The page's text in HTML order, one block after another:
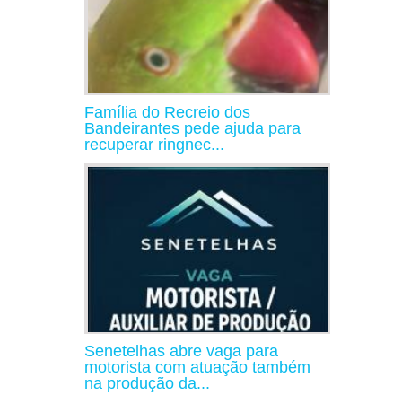
Família do Recreio dos
Bandeirantes pede ajuda para
recuperar ringnec...
Senetelhas abre vaga para
motorista com atuação também
na produção da...